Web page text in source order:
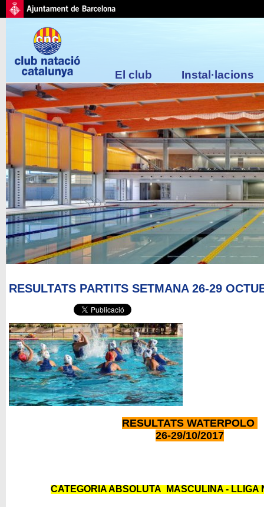
El club Instal·lacions
RESULTATS PARTITS SETMANA 26-29
RESULTATS WATERPOLO
26-29/10/2017
CATEGORIA ABSOLUTA MASCULINA - LLIGA